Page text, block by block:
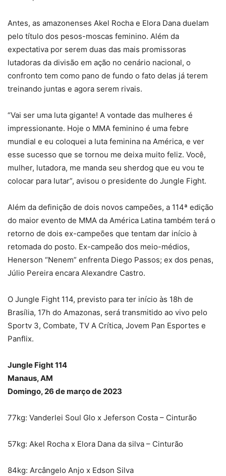
Antes, as amazonenses Akel Rocha e Elora Dana duelam
pelo título dos pesos-moscas feminino. Além da
expectativa por serem duas das mais promissoras
lutadoras da divisão em ação no cenário nacional, o
confronto tem como pano de fundo o fato delas já terem
treinando juntas e agora serem rivais.
“Vai ser uma luta gigante! A vontade das mulheres é
impressionante. Hoje o MMA feminino é uma febre
mundial e eu coloquei a luta feminina na América, e ver
esse sucesso que se tornou me deixa muito feliz. Você,
mulher, lutadora, me manda seu sherdog que eu vou te
colocar para lutar”, avisou o presidente do Jungle Fight.
Além da definição de dois novos campeões, a 114ª edição
do maior evento de MMA da América Latina também terá o
retorno de dois ex-campeões que tentam dar início à
retomada do posto. Ex-campeão dos meio-médios,
Henerson “Nenem” enfrenta Diego Passos; ex dos penas,
Júlio Pereira encara Alexandre Castro.
O Jungle Fight 114, previsto para ter início às 18h de
Brasília, 17h do Amazonas, será transmitido ao vivo pelo
Sportv 3, Combate, TV A Crítica, Jovem Pan Esportes e
Panflix.
Jungle Fight 114
Manaus, AM
Domingo, 26 de março de 2023
77kg: Vanderlei Soul Glo x Jeferson Costa – Cinturão
57kg: Akel Rocha x Elora Dana da silva – Cinturão
84kg: Arcângelo Anjo x Edson Silva